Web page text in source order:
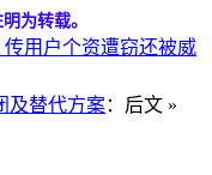
为转载。
用户个资遭窃还被威
及替代方案：后文 »